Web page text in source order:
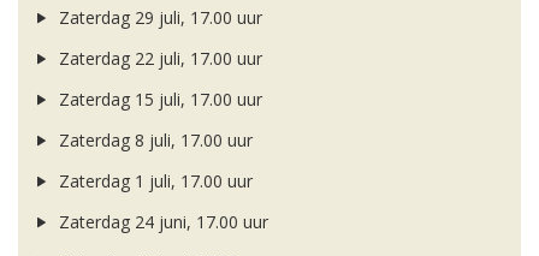
Zaterdag 29 juli, 17.00 uur
Zaterdag 22 juli, 17.00 uur
Zaterdag 15 juli, 17.00 uur
Zaterdag 8 juli, 17.00 uur
Zaterdag 1 juli, 17.00 uur
Zaterdag 24 juni, 17.00 uur